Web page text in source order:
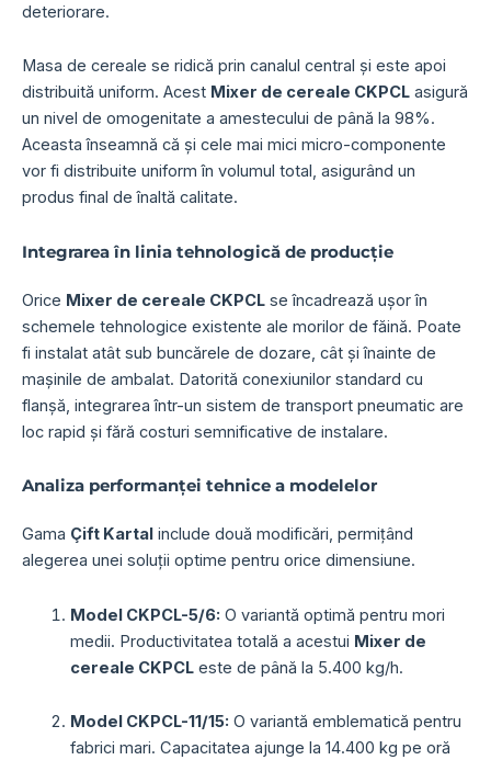
deteriorare.
Masa de cereale se ridică prin canalul central și este apoi
distribuită uniform. Acest Mixer de cereale CKPCL asigură
un nivel de omogenitate a amestecului de până la 98%.
Aceasta înseamnă că și cele mai mici micro-componente
vor fi distribuite uniform în volumul total, asigurând un
produs final de înaltă calitate.
Integrarea în linia tehnologică de producție
Orice Mixer de cereale CKPCL se încadrează ușor în
schemele tehnologice existente ale morilor de făină. Poate
fi instalat atât sub buncărele de dozare, cât și înainte de
mașinile de ambalat. Datorită conexiunilor standard cu
flanșă, integrarea într-un sistem de transport pneumatic are
loc rapid și fără costuri semnificative de instalare.
Analiza performanței tehnice a modelelor
Gama Çift Kartal include două modificări, permițând
alegerea unei soluții optime pentru orice dimensiune.
Model CKPCL-5/6: O variantă optimă pentru mori
medii. Productivitatea totală a acestui Mixer de
cereale CKPCLeste de până la 5.400 kg/h.
Model CKPCL-11/15: O variantă emblematică pentru
fabrici mari. Capacitatea ajunge la 14.400 kg pe oră